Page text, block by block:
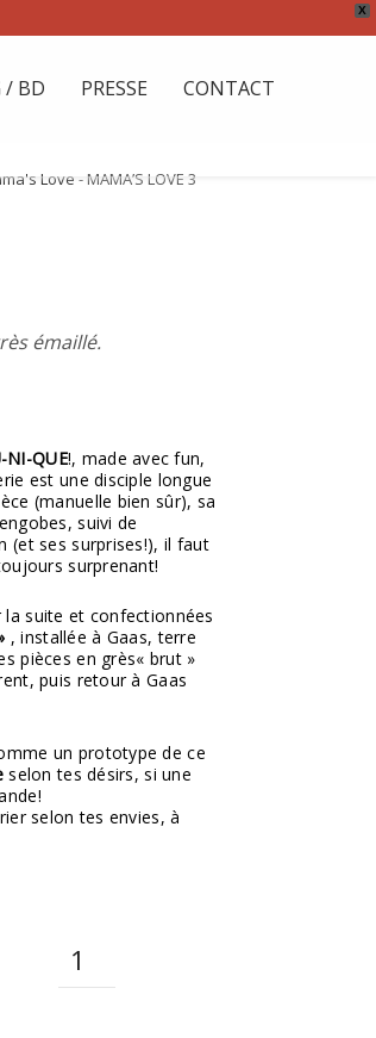
X
/ BD PRESSE CONTACT
Love - MAMA’S LOVE 3
émaillé.
NI-QUE!, made avec fun,
est une disciple longue
(manuelle bien sûr), sa
suivi de
(et ses surprises!), il faut
surprenant!
suite et confectionnées
, installée à Gaas, terre
pièces en grès« brut »
puis retour à Gaas
un prototype de ce
selon tes désirs, si une
selon tes envies, à